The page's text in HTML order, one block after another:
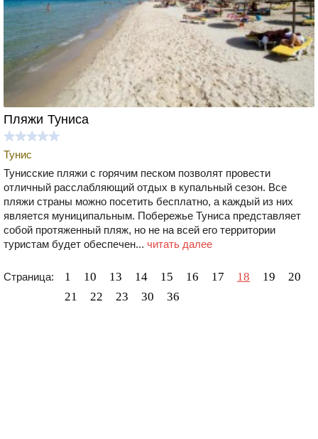
Пляжи Туниса
Тунис
Тунисские пляжи с горячим песком позволят провести
отличный расслабляющий отдых в купальный сезон. Все
пляжи страны можно посетить бесплатно, а каждый из них
является муниципальным. Побережье Туниса представляет
собой протяженный пляж, но не на всей его территории
туристам будет обеспечен... читать далее
Страница: 1 10 13 14 15 16 17 18 19
20
21
22 23 30 36